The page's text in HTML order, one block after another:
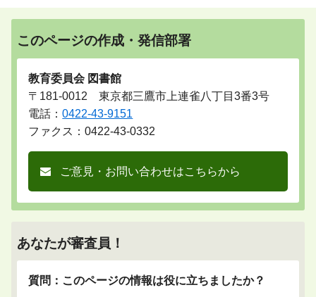
このページの作成・発信部署
教育委員会 図書館
〒181-0012 東京都三鷹市上連雀八丁目3番3号
電話：0422-43-9151
ファクス：0422-43-0332
ご意見・お問い合わせはこちらから
あなたが審査員！
質問：このページの情報は役に立ちましたか？